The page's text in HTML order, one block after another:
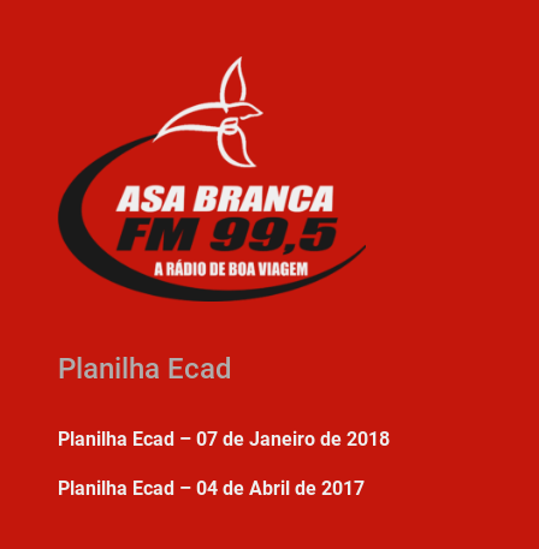
Planilha Ecad
Planilha Ecad – 07 de Janeiro de 2018
Planilha Ecad – 04 de Abril de 2017